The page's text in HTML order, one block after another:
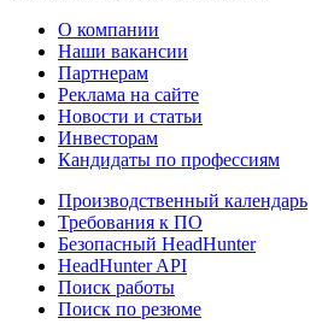
О компании
Наши вакансии
Партнерам
Реклама на сайте
Новости и статьи
Инвесторам
Кандидаты по профессиям
Производственный календарь
Требования к ПО
Безопасный HeadHunter
HeadHunter API
Поиск работы
Поиск по резюме